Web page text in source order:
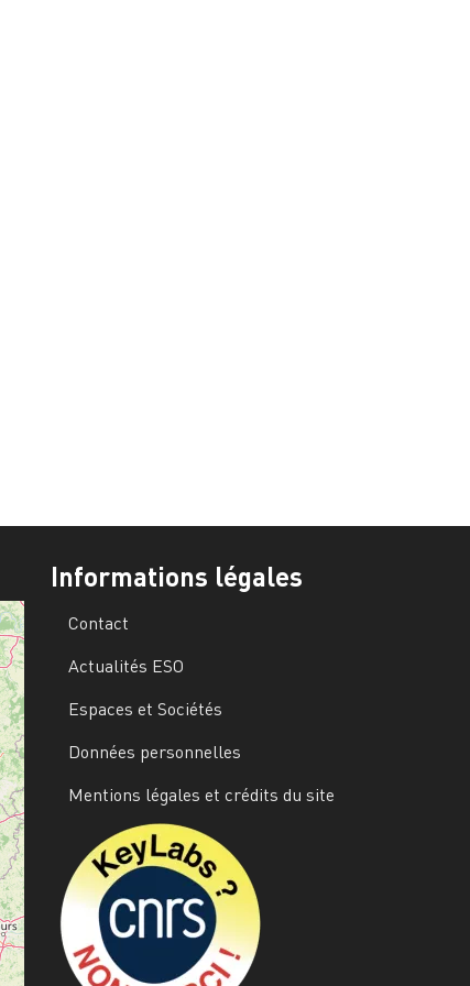
Informations légales
Contact
Actualités ESO
Espaces et Sociétés
Données personnelles
Mentions légales et crédits du site